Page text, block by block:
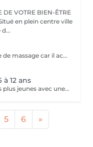
DE VOTRE BIEN-ÊTRE
Le bambou est un excellent accessoire de massage car il accentue le pouvoir des mouvements effectués par la masseuse. En Asie, c'est une plante exceptionnelle qui incarne l'apaisement, la tranquillité et la simplicité. Ce massage a la particularité de réduire l'aspect peau d'orange, c'est un merveilleux soin drainant et tonifiant. Il est également redynamisant et lutte contre la fatigue et le stress.
12 ans
Initiation au massage relaxant pour les plus jeunes avec une gelée fondante aux notes gourmandes de pomme verte.
5 6 »